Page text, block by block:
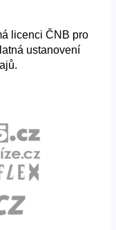
licenci ČNB pro
ustanovení